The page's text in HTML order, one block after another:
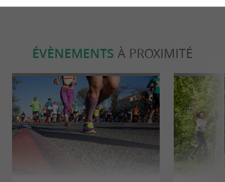
ÉVÈNEMENTS À PROXIMITÉ